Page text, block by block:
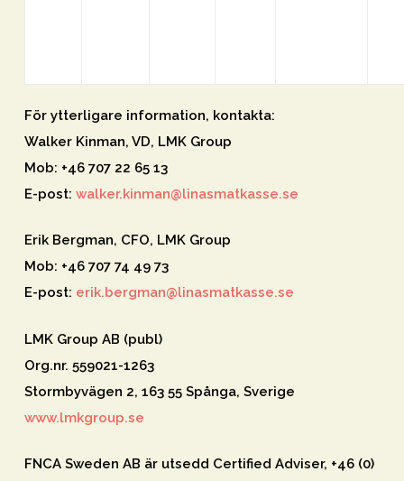
För ytterligare information, kontakta:
Walker Kinman, VD, LMK Group
Mob: +46 707 22 65 13
E-post: walker.kinman@linasmatkasse.se
Erik Bergman, CFO, LMK Group
Mob: +46 707 74 49 73
E-post: erik.bergman@linasmatkasse.se
LMK Group AB (publ)
Org.nr. 559021-1263
Stormbyvägen 2, 163 55 Spånga, Sverige
www.lmkgroup.se
FNCA Sweden AB är utsedd Certified Adviser, +46 (0)